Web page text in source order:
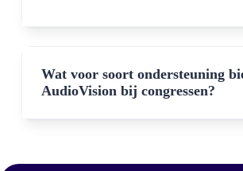
Wat voor soort ondersteuning
AudioVision bij congressen?